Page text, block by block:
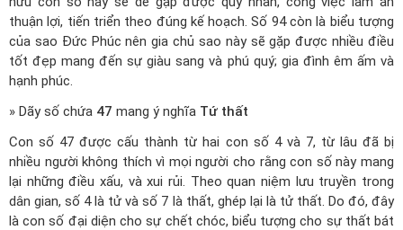
thuận lợi, tiến triển theo đúng kế hoạch. Số 94 còn là biểu tượng
của sao Đức Phúc nên gia chủ sao này sẽ gặp được nhiều điều
tốt đẹp mang đến sự giàu sang và phú quý; gia đình êm ấm và
hạnh phúc.
» Dãy số chứa 47 mang ý nghĩa Tứ thất
Con số 47 được cấu thành từ hai con số 4 và 7, từ lâu đã bị
nhiều người không thích vì mọi người cho rằng con số này mang
lại những điều xấu, và xui rủi. Theo quan niệm lưu truyền trong
dân gian, số 4 là tử và số 7 là thất, ghép lại là tử thất. Do đó, đây
là con số đại diện cho sự chết chóc, biểu tượng cho sự thất bát